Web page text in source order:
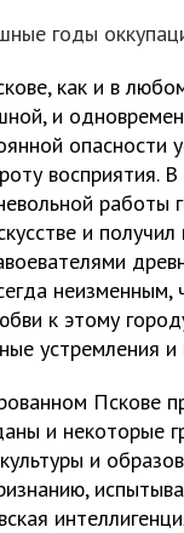
годы
как и в
и
опасности
восприятия.
работы
и
неизменным,
к этому
устремления и
Пскове
и некоторые
и